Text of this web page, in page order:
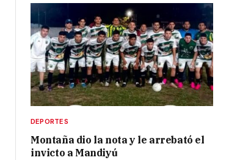
DEPORTES
Montaña dio la nota y le arrebató el
invicto a Mandiyú